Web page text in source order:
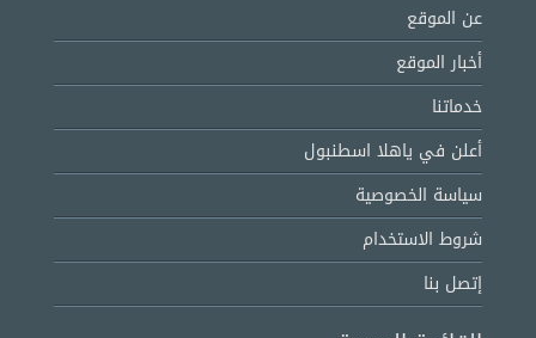
عن الموقع
أخبار الموقع
خدماتنا
أعلن في ياهلا اسطنبول
سياسة الخصوصية
شروط الاستخدام
إتصل بنا